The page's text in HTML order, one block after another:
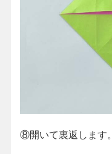
⑧開いて裏返します。